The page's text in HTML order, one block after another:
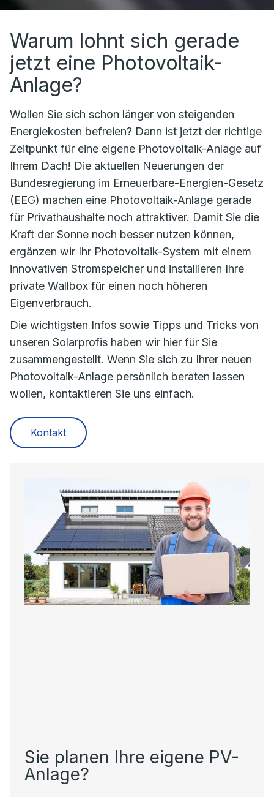
Warum lohnt sich gerade
jetzt eine Photovoltaik-
Anlage?
Wollen Sie sich schon länger von steigenden
Energiekosten befreien? Dann ist jetzt der richtige
Zeitpunkt für eine eigene Photovoltaik-Anlage auf
Ihrem Dach! Die aktuellen Neuerungen der
Bundesregierung im Erneuerbare-Energien-Gesetz
(EEG) machen eine Photovoltaik-Anlage gerade
für Privathaushalte noch attraktiver. Damit Sie die
Kraft der Sonne noch besser nutzen können,
ergänzen wir Ihr Photovoltaik-System mit einem
innovativen Stromspeicher und installieren Ihre
private Wallbox für einen noch höheren
Eigenverbrauch.
Die wichtigsten Infos sowie Tipps und Tricks von
unseren Solarprofis haben wir hier für Sie
zusammengestellt. Wenn Sie sich zu Ihrer neuen
Photovoltaik-Anlage persönlich beraten lassen
wollen, kontaktieren Sie uns einfach.
Kontakt
Sie planen Ihre eigene PV-
Anlage?